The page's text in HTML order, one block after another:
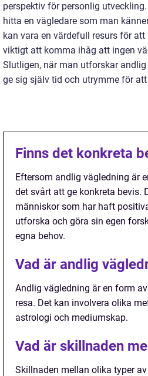
perspektiv för personlig
hitta en vägledare som man
kan vara en värdefull resurs för
viktigt att komma ihåg att ingen
Slutligen, när man utforskar
ge sig själv tid och utrymme för
Finns det konkreta
Eftersom andlig vägledning är
det svårt att ge konkreta bevis.
människor som har haft
utforska och göra sin egen
egna behov.
Vad är andlig
Andlig vägledning är en form
resa. Det kan involvera olika
astrologi och mediumskap.
Vad är skillnaden
Skillnaden mellan olika typer